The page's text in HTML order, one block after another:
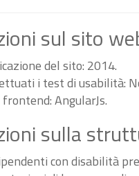
sul sito
del sito: 2014.
i test di usabilità:
AngularJs.
sulla
con disabilità